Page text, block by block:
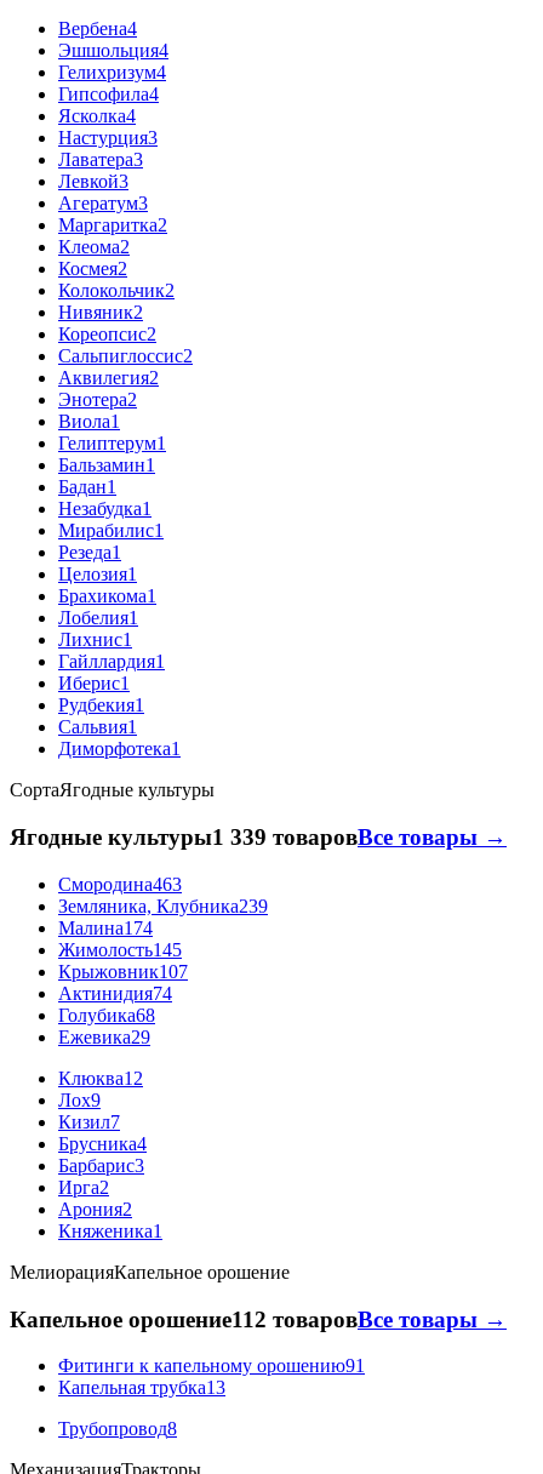
Вербена4
Эшшольция4
Гелихризум4
Гипсофила4
Ясколка4
Настурция3
Лаватера3
Левкой3
Агератум3
Маргаритка2
Клеома2
Космея2
Колокольчик2
Нивяник2
Кореопсис2
Сальпиглоссис2
Аквилегия2
Энотера2
Виола1
Гелиптерум1
Бальзамин1
Бадан1
Незабудка1
Мирабилис1
Резеда1
Целозия1
Брахикома1
Лобелия1
Лихнис1
Гайллардия1
Иберис1
Рудбекия1
Сальвия1
Диморфотека1
СортаЯгодные культуры
Ягодные культуры1 339 товаровВсе товары →
Смородина463
Земляника, Клубника239
Малина174
Жимолость145
Крыжовник107
Актинидия74
Голубика68
Ежевика29
Клюква12
Лох9
Кизил7
Брусника4
Барбарис3
Ирга2
Арония2
Княженика1
МелиорацияКапельное орошение
Капельное орошение112 товаровВсе товары →
Фитинги к капельному орошению91
Капельная трубка13
Трубопровод8